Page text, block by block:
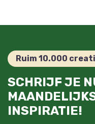
Ruim 10.000
SCHRIJF JE
INSPIRATIE!